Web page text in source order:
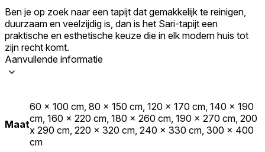
Ben je op zoek naar een tapijt dat gemakkelijk te reinigen,
duurzaam en veelzijdig is, dan is het Sari-tapijt een
praktische en esthetische keuze die in elk modern huis tot
zijn recht komt.
Aanvullende informatie
Maat
60 x 100 cm, 80 x 150 cm, 120 x 170 cm, 140 x 190
cm, 160 x 220 cm, 180 x 260 cm, 190 x 270 cm, 200
x 290 cm, 220 x 320 cm, 240 x 330 cm, 300 x 400
cm